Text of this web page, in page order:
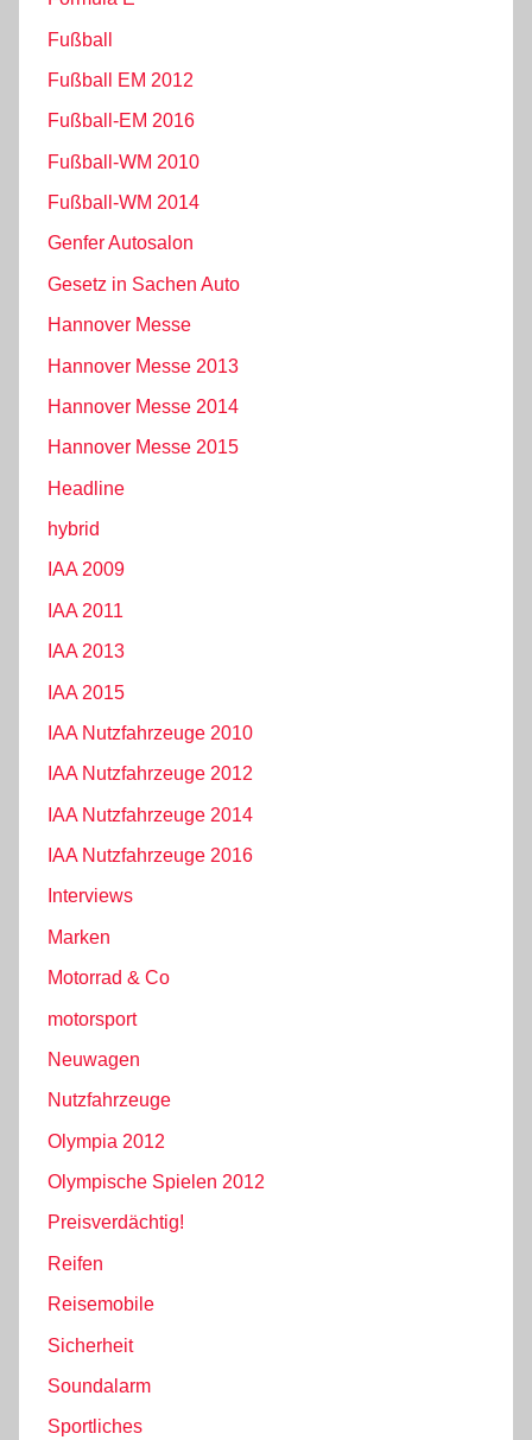
Fußball
Fußball EM 2012
Fußball-EM 2016
Fußball-WM 2010
Fußball-WM 2014
Genfer Autosalon
Gesetz in Sachen Auto
Hannover Messe
Hannover Messe 2013
Hannover Messe 2014
Hannover Messe 2015
Headline
hybrid
IAA 2009
IAA 2011
IAA 2013
IAA 2015
IAA Nutzfahrzeuge 2010
IAA Nutzfahrzeuge 2012
IAA Nutzfahrzeuge 2014
IAA Nutzfahrzeuge 2016
Interviews
Marken
Motorrad & Co
motorsport
Neuwagen
Nutzfahrzeuge
Olympia 2012
Olympische Spielen 2012
Preisverdächtig!
Reifen
Reisemobile
Sicherheit
Soundalarm
Sportliches